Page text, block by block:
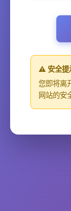
⚠️ 安全提
您即将离
网站的安